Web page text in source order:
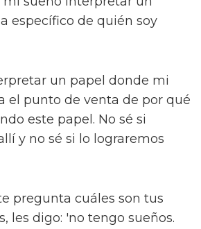
específico de quién soy
un papel donde mi
el punto de venta de por qué
este papel. No sé si
y no sé si lo lograremos
pregunta cuáles son tus
les digo: 'no tengo sueños.